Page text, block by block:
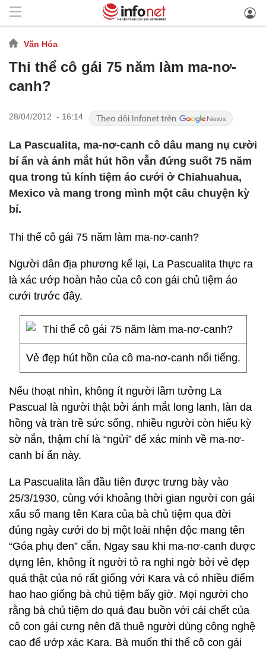
Văn Hóa
Thi thể cô gái 75 năm làm ma-nơ-
canh?
28/04/2012 - 16:14
La Pascualita, ma-nơ-canh cô dâu mang nụ cười
bí ẩn và ánh mắt hút hồn vẫn đứng suốt 75 năm
qua trong tủ kính tiệm áo cưới ở Chiahuahua,
Mexico và mang trong mình một câu chuyện kỳ
bí.
Thi thể cô gái 75 năm làm ma-nơ-canh?
Người dân địa phương kể lại, La Pascualita thực ra
là xác ướp hoàn hảo của cô con gái chủ tiệm áo
cưới trước đây.
Vẻ đẹp hút hồn của cô ma-nơ-canh nổi tiếng.
Nếu thoạt nhìn, không ít người lầm tưởng La
Pascual là người thật bởi ánh mắt long lanh, làn da
hồng và tràn trề sức sống, nhiều người còn hiếu kỳ
sờ nắn, thậm chí là “ngửi” để xác minh về ma-nơ-
canh bí ẩn này.
La Pascualita lần đầu tiên được trưng bày vào
25/3/1930, cùng với khoảng thời gian người con gái
xấu số mang tên Kara của bà chủ tiệm qua đời
đúng ngày cưới do bị một loài nhện độc mang tên
“Góa phụ đen” cắn. Ngay sau khi ma-nơ-canh được
dựng lên, không ít người tỏ ra nghi ngờ bởi vẻ đẹp
quá thật của nó rất giống với Kara và có nhiều điểm
hao hao giống bà chủ tiệm bấy giờ. Mọi người cho
rằng bà chủ tiệm do quá đau buồn với cái chết của
cô con gái cưng nên đã thuê người dùng công nghệ
cao để ướp xác Kara. Bà muốn thi thể cô con gái